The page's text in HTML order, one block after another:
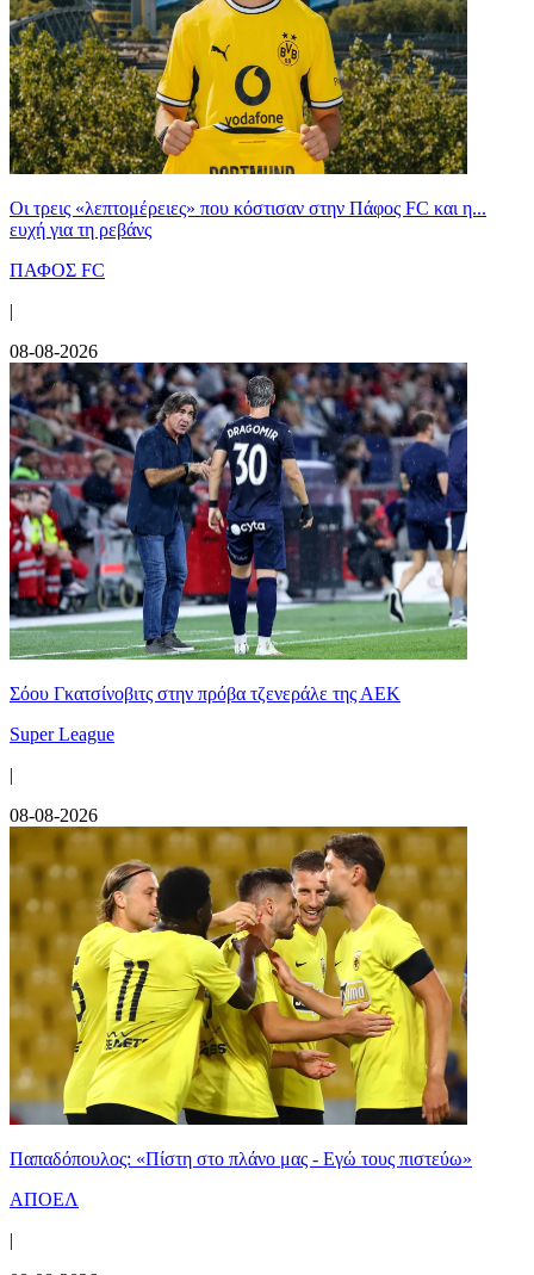
Οι τρεις «λεπτομέρειες» που κόστισαν στην Πάφος FC και η...
ευχή για τη ρεβάνς
ΠΑΦΟΣ FC
|
08-08-2026
Σόου Γκατσίνοβιτς στην πρόβα τζενεράλε της ΑΕΚ
Super League
|
08-08-2026
Παπαδόπουλος: «Πίστη στο πλάνο μας - Εγώ τους πιστεύω»
ΑΠΟΕΛ
|